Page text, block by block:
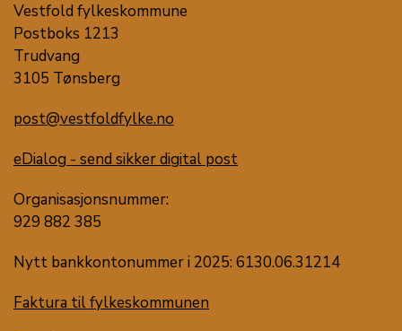
Vestfold fylkeskommune
Postboks 1213
Trudvang
3105 Tønsberg
post@vestfoldfylke.no
eDialog - send sikker digital post
Organisasjonsnummer:
929 882 385
Nytt bankkontonummer i 2025: 6130.06.31214
Faktura til fylkeskommunen